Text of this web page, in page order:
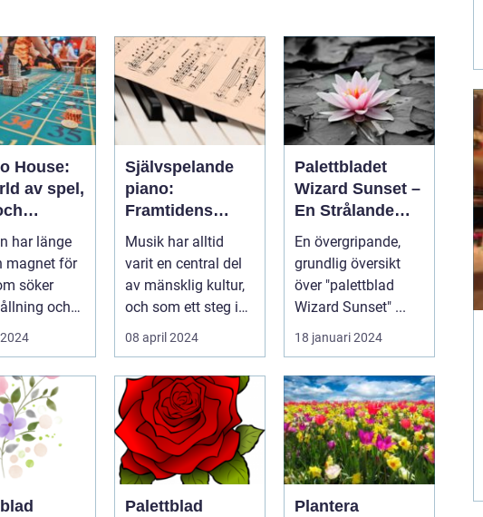
House:
av spel,
har länge
magnet för
söker
och
...
Självspelande
piano:
Framtidens
musikupplevels
Musik har alltid
varit en central del
av mänsklig kultur,
och som ett steg i
dess kontinuerliga...
08 april 2024
Palettbladet
Wizard Sunset –
En Strålande
Fördelning av
Färger
En övergripande,
grundlig översikt
över "palettblad
Wizard Sunset" ...
18 januari 2024
Palettblad
Plantera